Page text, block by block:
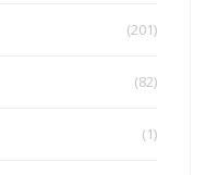
(201)
(82)
(1)